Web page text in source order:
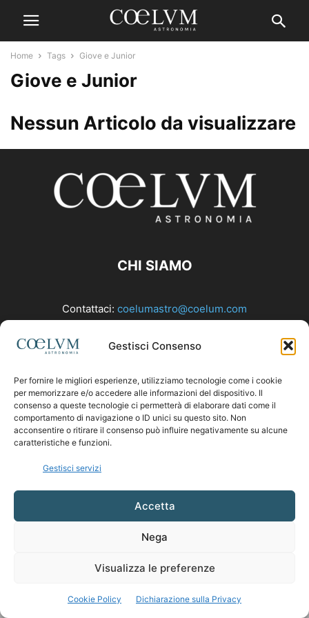
Gestisci Consenso
Per fornire le migliori esperienze, utilizziamo tecnologie come i cookie
per memorizzare e/o accedere alle informazioni del dispositivo. Il
consenso a queste tecnologie ci permetterà di elaborare dati come il
comportamento di navigazione o ID unici su questo sito. Non
acconsentire o ritirare il consenso può influire negativamente su alcune
caratteristiche e funzioni.
Gestisci servizi
Accetta
Nega
Visualizza le preferenze
Cookie Policy Dichiarazione sulla Privacy
Home Tags Giove e Junior
Giove e Junior
Nessun Articolo da visualizzare
CHI SIAMO
Contattaci: coelumastro@coelum.com
SEGUICI